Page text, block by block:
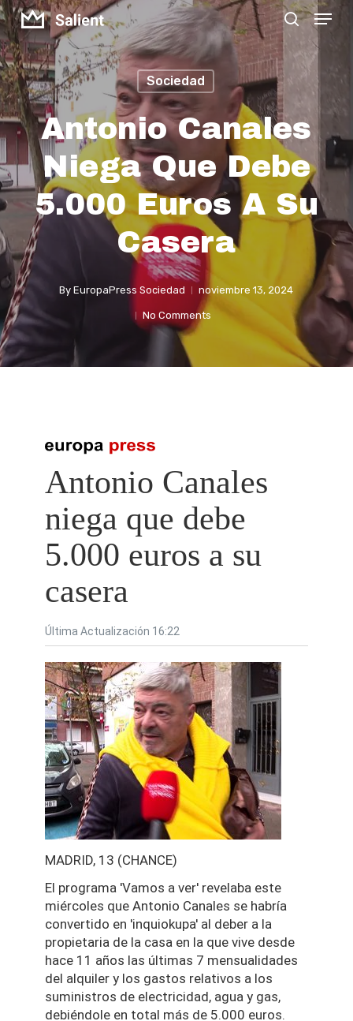
Skip
to
main
content
search
Menu
Sociedad
Antonio Canales
Niega Que Debe
5.000 Euros A Su
Casera
By EuropaPress Sociedad noviembre 13, 2024
No Comments
Close
Menu